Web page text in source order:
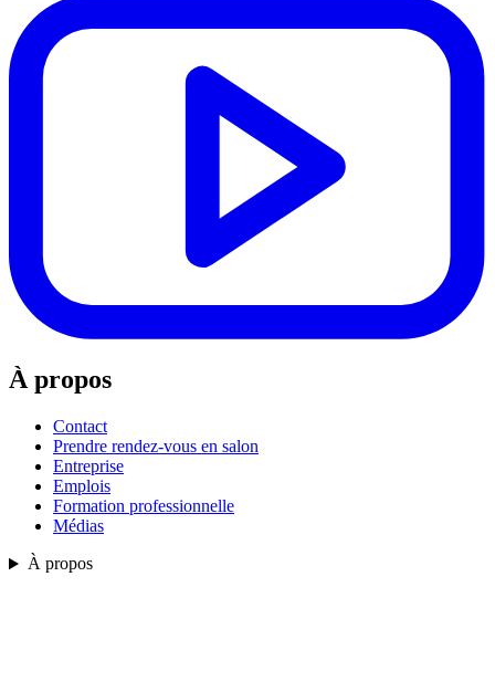
À propos
Contact
Prendre rendez-vous en salon
Entreprise
Emplois
Formation professionnelle
Médias
À propos